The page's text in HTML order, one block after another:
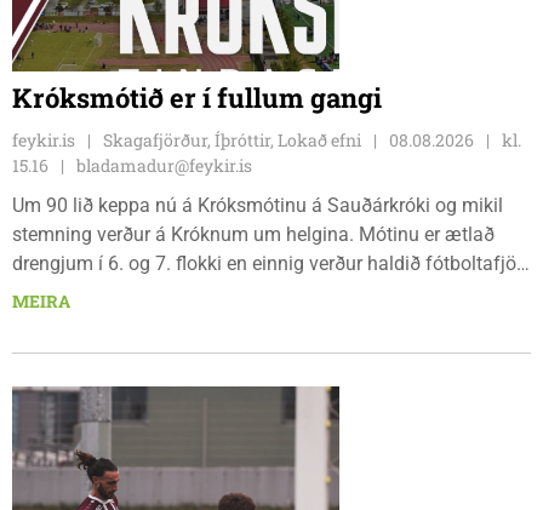
Króksmótið er í fullum gangi
feykir.is Skagafjörður, Íþróttir, Lokað efni 08.08.2026
kl.
15.16
bladamadur@feykir.is
Um 90 lið keppa nú á Króksmótinu á Sauðárkróki og mikil
stemning verður á Króknum um helgina. Mótinu er ætlað
drengjum í 6. og 7. flokki en einnig verður haldið fótboltafjör
fyrir yngri systkini. Mótið hófst í gær, föstudaginn 7. ágúst
MEIRA